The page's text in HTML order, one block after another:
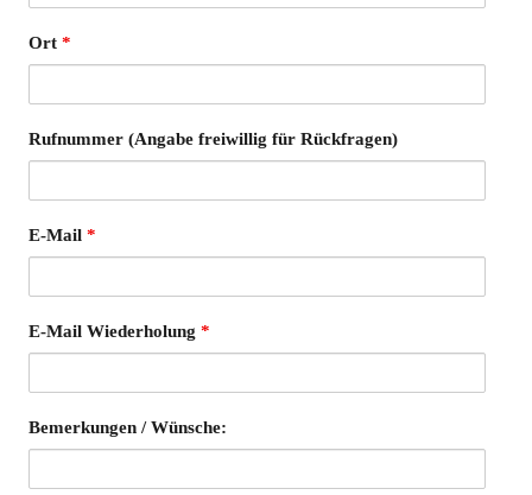
Ort *
Rufnummer (Angabe freiwillig für Rückfragen)
E-Mail *
E-Mail Wiederholung *
Bemerkungen / Wünsche: